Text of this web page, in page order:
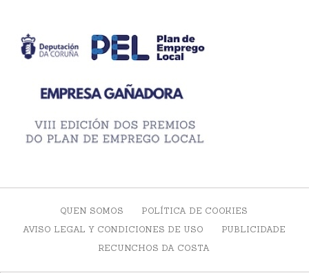
QUEN SOMOS
POLÍTICA DE COOKIES
AVISO LEGAL Y CONDICIONES DE USO
PUBLICIDADE
RECUNCHOS DA COSTA